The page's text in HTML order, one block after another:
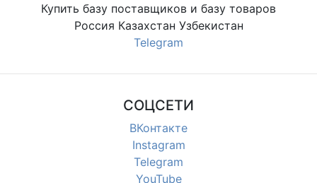
Купить базу поставщиков и базу товаров
Россия Казахстан Узбекистан
Telegram
СОЦСЕТИ
ВКонтакте
Instagram
Telegram
YouTube